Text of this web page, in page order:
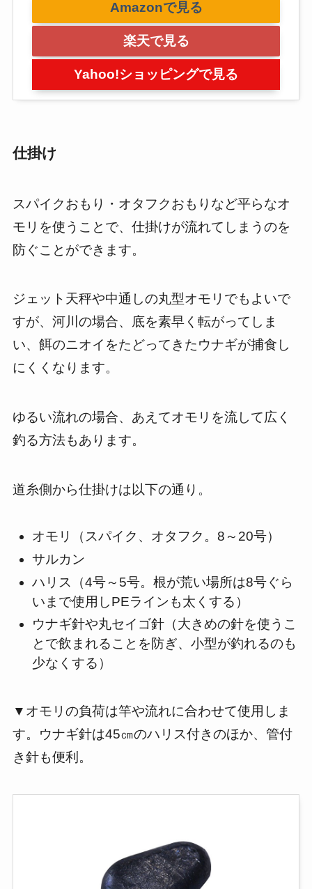
Amazonで見る
楽天で見る
Yahoo!ショッピングで見る
仕掛け
スパイクおもり・オタフクおもりなど平らなオ
モリを使うことで、仕掛けが流れてしまうのを
防ぐことができます。
ジェット天秤や中通しの丸型オモリでもよいで
すが、河川の場合、底を素早く転がってしま
い、餌のニオイをたどってきたウナギが捕食し
にくくなります。
ゆるい流れの場合、あえてオモリを流して広く
釣る方法もあります。
道糸側から仕掛けは以下の通り。
オモリ（スパイク、オタフク。8～20号）
サルカン
ハリス（4号～5号。根が荒い場所は8号ぐら
いまで使用しPEラインも太くする）
ウナギ針や丸セイゴ針（大きめの針を使うこ
とで飲まれることを防ぎ、小型が釣れるのも
少なくする）
▼オモリの負荷は竿や流れに合わせて使用しま
す。ウナギ針は45㎝のハリス付きのほか、管付
き針も便利。